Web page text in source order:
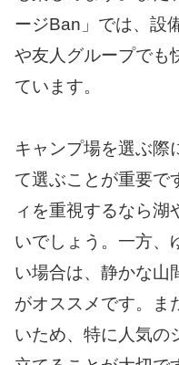
ージBan」では、設
や友人グループでも
ています。
キャンプ場を選ぶ際
て選ぶことが重要で
ィを重視するなら湖
いでしょう。一方、
い場合は、静かな山
がオススメです。ま
いため、特に人気の